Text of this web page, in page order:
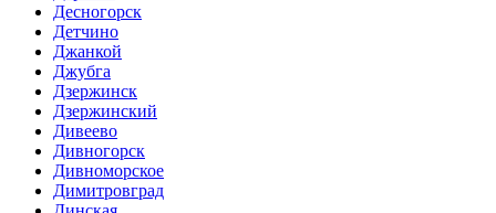
Десногорск
Детчино
Джанкой
Джубга
Дзержинск
Дзержинский
Дивеево
Дивногорск
Дивноморское
Димитровград